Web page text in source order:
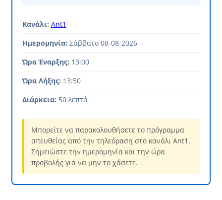
Κανάλι: Ant1
Ημερομηνία: Σάββατο 08-08-2026
Ώρα Έναρξης: 13:00
Ώρα Λήξης: 13:50
Διάρκεια: 50 λεπτά
Μπορείτε να παρακολουθήσετε το πρόγραμμα
απευθείας από την τηλεόραση στο κανάλι Ant1.
Σημειώστε την ημερομηνία και την ώρα
προβολής για να μην το χάσετε.